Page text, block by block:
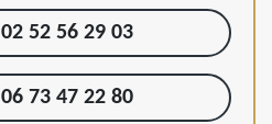
02 52 56 29 03
06 73 47 22 80